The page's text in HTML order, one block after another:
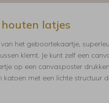
latjes
het geboortekaartje,
klemt. Je kunt zelf een
op een canvasposter
met een lichte structuur